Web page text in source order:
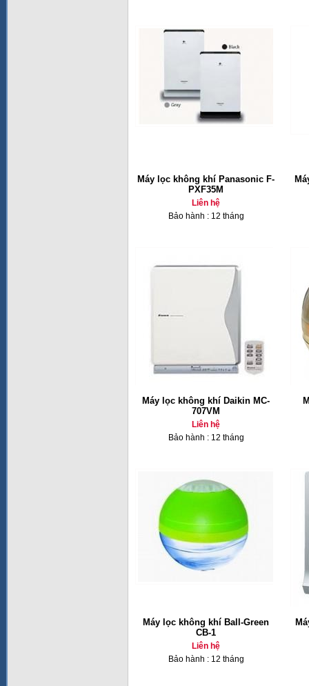
Máy lọc không khí Panasonic F-
PXF35M
Liên hệ
Bảo hành : 12 tháng
Máy lọc không khí Daikin MC-
707VM
Liên hệ
Bảo hành : 12 tháng
Máy lọc không khí Ball-Green
CB-1
Liên hệ
Bảo hành : 12 tháng